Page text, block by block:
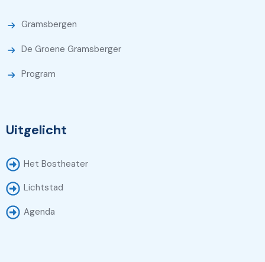
Gramsbergen
De Groene Gramsberger
Program
Uitgelicht
Het Bostheater
Lichtstad
Agenda